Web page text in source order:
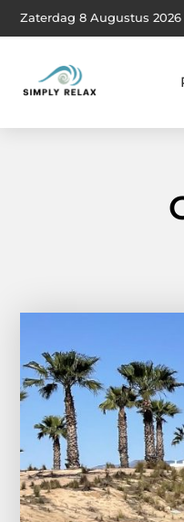
Zaterdag 8 Augustus 2026